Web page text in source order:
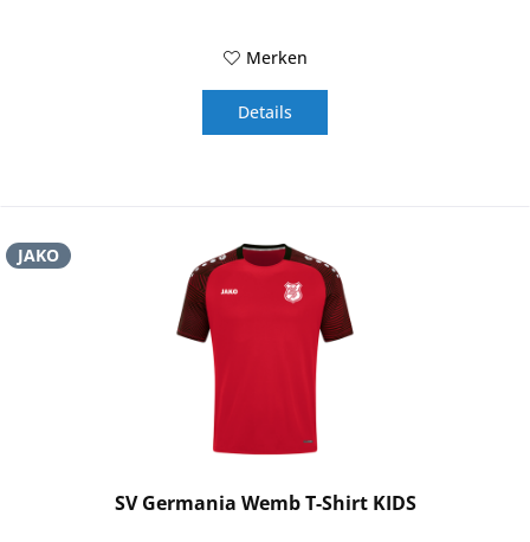
Merken
Details
JAKO
SV Germania Wemb T-Shirt KIDS